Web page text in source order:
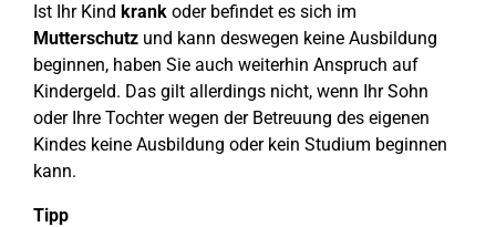
Ist Ihr Kind krank oder befindet es sich im
Mutterschutz und kann deswegen keine Ausbildung
beginnen, haben Sie auch weiterhin Anspruch auf
Kindergeld. Das gilt allerdings nicht, wenn Ihr Sohn
oder Ihre Tochter wegen der Betreuung des eigenen
Kindes keine Ausbildung oder kein Studium beginnen
kann.
Tipp